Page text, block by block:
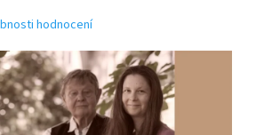
hodnocení